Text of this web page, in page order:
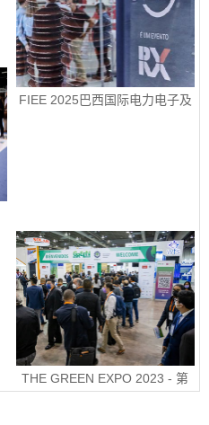
FIEE 2025巴西国际电力电子及
THE GREEN EXPO 2023 - 第
30届墨西哥绿色能源展